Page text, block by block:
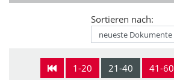
Sortieren nach:
1-20 21-40 41-60